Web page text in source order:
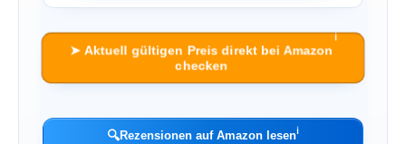
➤ Aktuell gültigen Preis direkt bei Amazon
checken
ℹ︎
🔍Rezensionen auf Amazon lesenℹ︎